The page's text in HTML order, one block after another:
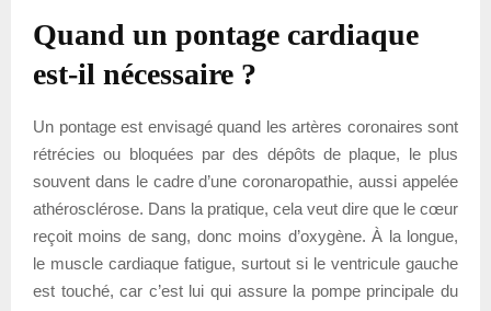
Quand un pontage cardiaque
est-il nécessaire ?
Un pontage est envisagé quand les artères coronaires sont
rétrécies ou bloquées par des dépôts de plaque, le plus
souvent dans le cadre d’une coronaropathie, aussi appelée
athérosclérose. Dans la pratique, cela veut dire que le cœur
reçoit moins de sang, donc moins d’oxygène. À la longue,
le muscle cardiaque fatigue, surtout si le ventricule gauche
est touché, car c’est lui qui assure la pompe principale du